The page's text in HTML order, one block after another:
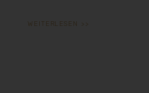
WEITERLESEN >>